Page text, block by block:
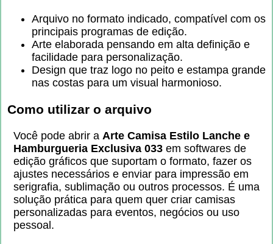
Arquivo no formato indicado, compatível com os
principais programas de edição.
Arte elaborada pensando em alta definição e
facilidade para personalização.
Design que traz logo no peito e estampa grande
nas costas para um visual harmonioso.
Como utilizar o arquivo
Você pode abrir a Arte Camisa Estilo Lanche e
Hamburgueria Exclusiva 033 em softwares de
edição gráficos que suportam o formato, fazer os
ajustes necessários e enviar para impressão em
serigrafia, sublimação ou outros processos. É uma
solução prática para quem quer criar camisas
personalizadas para eventos, negócios ou uso
pessoal.